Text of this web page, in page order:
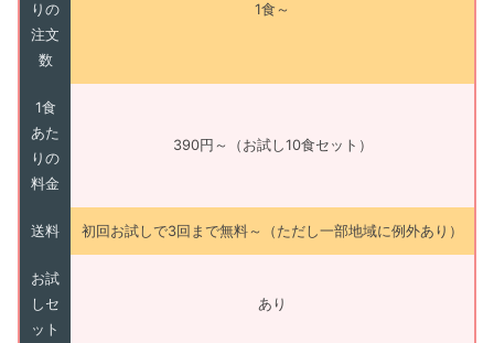
りの
注文
数
1食～
1食
あた
りの
料金
390円～（お試し10食セット）
送料 初回お試しで3回まで無料～（ただし一部地域に例外あり）
お試
しセ
ット
あり